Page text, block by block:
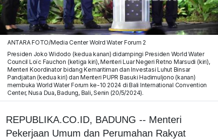
ANTARA FOTO/Media Center Wolrd Water Forum 2
Presiden Joko Widodo (kedua kanan) didampingi Presiden World Water
Council Loïc Fauchon (ketiga kiri), Menteri Luar Negeri Retno Marsudi (kiri),
Menteri Koordinator bidang Kemaritiman dan Investasi Luhut Binsar
Pandjaitan (kedua kiri) dan Menteri PUPR Basuki Hadimuljono (kanan)
membuka World Water Forum ke-10 2024 di Bali International Convention
Center, Nusa Dua, Badung, Bali, Senin (20/5/2024).
REPUBLIKA.CO.ID, BADUNG -- Menteri
Pekerjaan Umum dan Perumahan Rakyat